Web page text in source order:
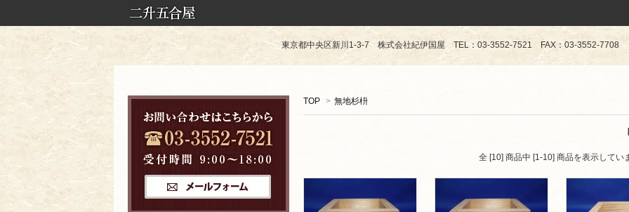
東京都中央区新川1-3-7 株式会社紀伊国屋 TEL：03-3552-7521 FAX：03-3552-7708
TOP > 無地杉枡
全 [10] 商品中 [1-10] 商品を表示してい